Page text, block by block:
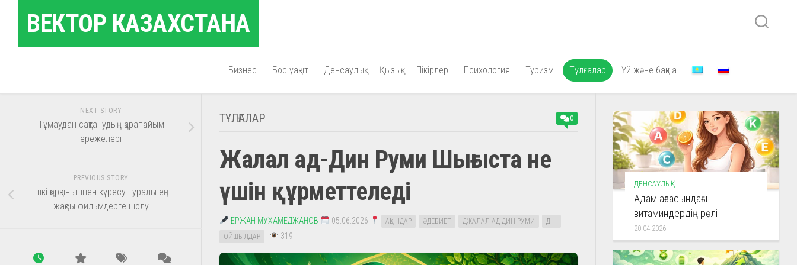
contentВЕКТОР КАЗАХСТАНА
Бизнес Бос уақыт Денсаулық Қызық Пікірлер Психология Туризм Тұлғалар Үй және бақша
ТҰЛҒАЛАР 0
Жалал ад-Дин Руми Шығыста не
үшін құрметтеледі
ЕРЖАН МУХАМЕДЖАНОВ 05.06.2026 АҚЫНДАР ӘДЕБИЕТ ДЖАЛАЛ АД-ДИН РУМИ
ДІН
ОЙШЫЛДАР
319
NEXT STORY
Тұмаудан сақтанудың қарапайым
ережелері
PREVIOUS STORY
Ішкі қорқынышпен күресу туралы ең
жақсы фильмдерге шолу
ДЕНСАУЛЫҚ
Адам ағзасындағы
витаминдердің рөлі
20.04.2026